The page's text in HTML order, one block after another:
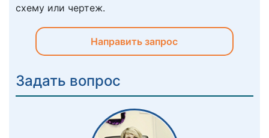
схему или чертеж.
Направить запрос
Задать вопрос